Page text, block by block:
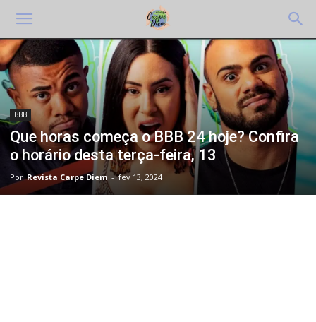
BBB
Que horas começa o BBB 24 hoje? Confira
o horário desta terça-feira, 13
Por Revista Carpe Diem - fev 13, 2024